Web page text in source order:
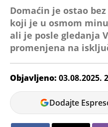
Domaćin je ostao
koji je u osmom
ali je posle gledanja
promenjena na
Objavljeno: 03.08.2025.
Veljko
Petrovic
Dodajte